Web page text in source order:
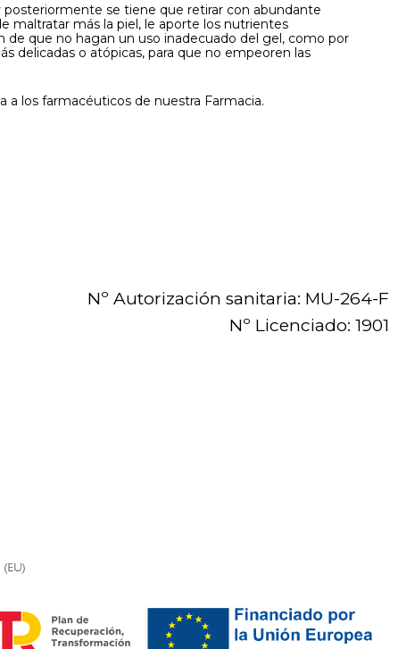
se tiene que retirar con abundante
maltratar más la piel, le aporte los nutrientes
de que no hagan un uso inadecuado del gel, como por
delicadas o atópicas, para que no empeoren las
los farmacéuticos de nuestra Farmacia.
Nº Autorización sanitaria: MU-264-F
Nº Licenciado: 1901